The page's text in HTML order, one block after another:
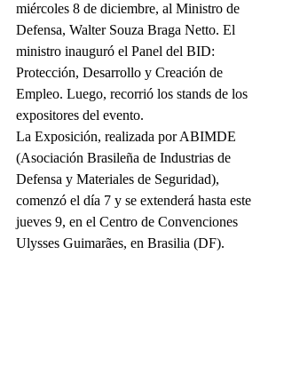
miércoles 8 de diciembre, al Ministro de
Defensa, Walter Souza Braga Netto. El
ministro inauguró el Panel del BID:
Protección, Desarrollo y Creación de
Empleo. Luego, recorrió los stands de los
expositores del evento.
La Exposición, realizada por ABIMDE
(Asociación Brasileña de Industrias de
Defensa y Materiales de Seguridad),
comenzó el día 7 y se extenderá hasta este
jueves 9, en el Centro de Convenciones
Ulysses Guimarães, en Brasilia (DF).